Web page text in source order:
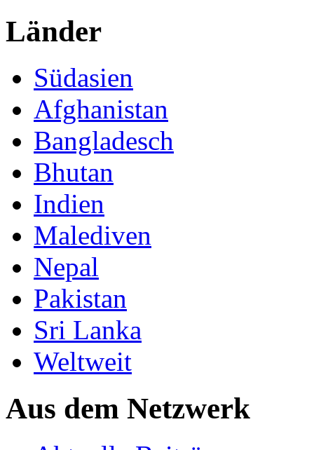
Länder
Südasien
Afghanistan
Bangladesch
Bhutan
Indien
Malediven
Nepal
Pakistan
Sri Lanka
Weltweit
Aus dem Netzwerk